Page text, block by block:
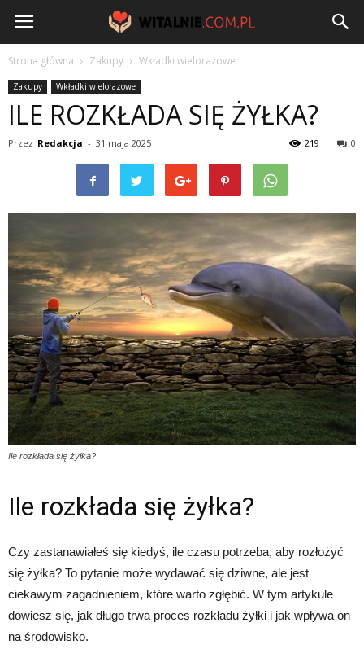
Witalnie.com.pl
Strona główna Zakupy Wkładki wielorazowe
Zakupy Wkładki wielorazowe
ILE ROZKŁADA SIĘ ŻYŁKA?
Przez Redakcja - 31 maja 2025 0
219
Ile rozkłada się żyłka?
Ile rozkłada się żyłka?
Czy zastanawiałeś się kiedyś, ile czasu potrzeba, aby rozłożyć
się żyłka? To pytanie może wydawać się dziwne, ale jest
ciekawym zagadnieniem, które warto zgłębić. W tym artykule
dowiesz się, jak długo trwa proces rozkładu żyłki i jak wpływa on
na środowisko.